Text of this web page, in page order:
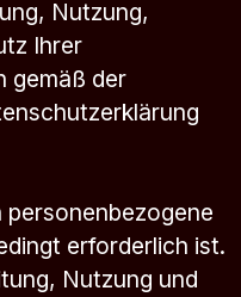
Nutzung,
Ihrer
gemäß der
erforderlich ist.
Nutzung und